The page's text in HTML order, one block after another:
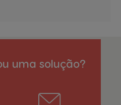
uma solução?